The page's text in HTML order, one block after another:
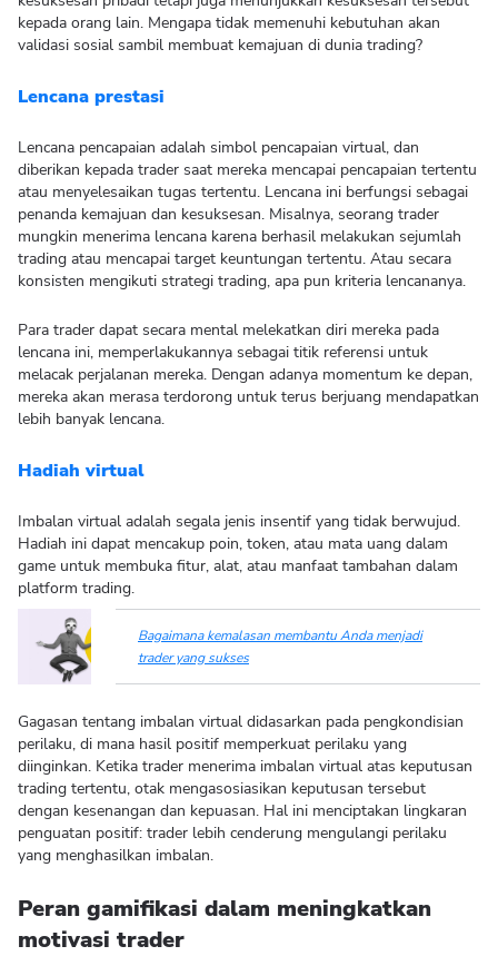
kepada orang lain. Mengapa tidak memenuhi kebutuhan akan
validasi sosial sambil membuat kemajuan di dunia trading?
Lencana prestasi
Lencana pencapaian adalah simbol pencapaian virtual, dan
diberikan kepada trader saat mereka mencapai pencapaian tertentu
atau menyelesaikan tugas tertentu. Lencana ini berfungsi sebagai
penanda kemajuan dan kesuksesan. Misalnya, seorang trader
mungkin menerima lencana karena berhasil melakukan sejumlah
trading atau mencapai target keuntungan tertentu. Atau secara
konsisten mengikuti strategi trading, apa pun kriteria lencananya.
Para trader dapat secara mental melekatkan diri mereka pada
lencana ini, memperlakukannya sebagai titik referensi untuk
melacak perjalanan mereka. Dengan adanya momentum ke depan,
mereka akan merasa terdorong untuk terus berjuang mendapatkan
lebih banyak lencana.
Hadiah virtual
Imbalan virtual adalah segala jenis insentif yang tidak berwujud.
Hadiah ini dapat mencakup poin, token, atau mata uang dalam
game untuk membuka fitur, alat, atau manfaat tambahan dalam
platform trading.
Bagaimana kemalasan membantu Anda menjadi
trader yang sukses
Gagasan tentang imbalan virtual didasarkan pada pengkondisian
perilaku, di mana hasil positif memperkuat perilaku yang
diinginkan. Ketika trader menerima imbalan virtual atas keputusan
trading tertentu, otak mengasosiasikan keputusan tersebut
dengan kesenangan dan kepuasan. Hal ini menciptakan lingkaran
penguatan positif: trader lebih cenderung mengulangi perilaku
yang menghasilkan imbalan.
Peran gamifikasi dalam meningkatkan
motivasi trader